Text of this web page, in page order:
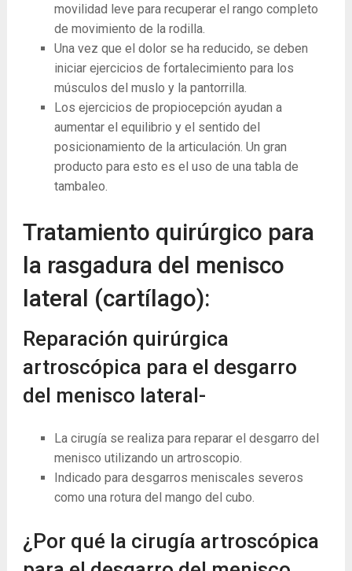
movilidad leve para recuperar el rango completo
de movimiento de la rodilla.
Una vez que el dolor se ha reducido, se deben
iniciar ejercicios de fortalecimiento para los
músculos del muslo y la pantorrilla.
Los ejercicios de propiocepción ayudan a
aumentar el equilibrio y el sentido del
posicionamiento de la articulación. Un gran
producto para esto es el uso de una tabla de
tambaleo.
Tratamiento quirúrgico para
la rasgadura del menisco
lateral (cartílago):
Reparación quirúrgica
artroscópica para el desgarro
del menisco lateral-
La cirugía se realiza para reparar el desgarro del
menisco utilizando un artroscopio.
Indicado para desgarros meniscales severos
como una rotura del mango del cubo.
¿Por qué la cirugía artroscópica